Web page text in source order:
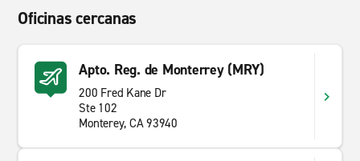
Oficinas cercanas
Apto. Reg. de Monterrey (MRY)
200 Fred Kane Dr
Ste 102
Monterey, CA 93940